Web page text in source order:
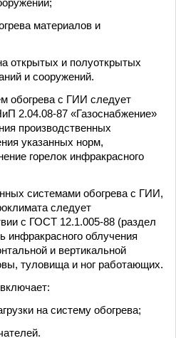
материалов и
открытых и полуоткрытых
и сооружений.
обогрева с ГИИ следует
2.04.08-87 «Газоснабжение»
производственных
указанных норм,
горелок инфракрасного
системами обогрева с ГИИ,
следует
с ГОСТ 12.1.005-88 (раздел
инфракрасного облучения
и вертикальной
туловища и ног работающих.
на систему обогрева;